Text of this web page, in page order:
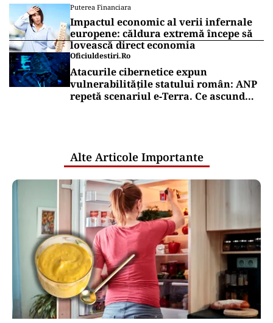
Puterea Financiara
Impactul economic al verii infernale
europene: căldura extremă începe să
lovească direct economia
Oficiuldestiri.ro
Atacurile cibernetice expun
vulnerabilitățile statului român: ANP
repetă scenariul e‑Terra. Ce ascund
Alte Articole Importante